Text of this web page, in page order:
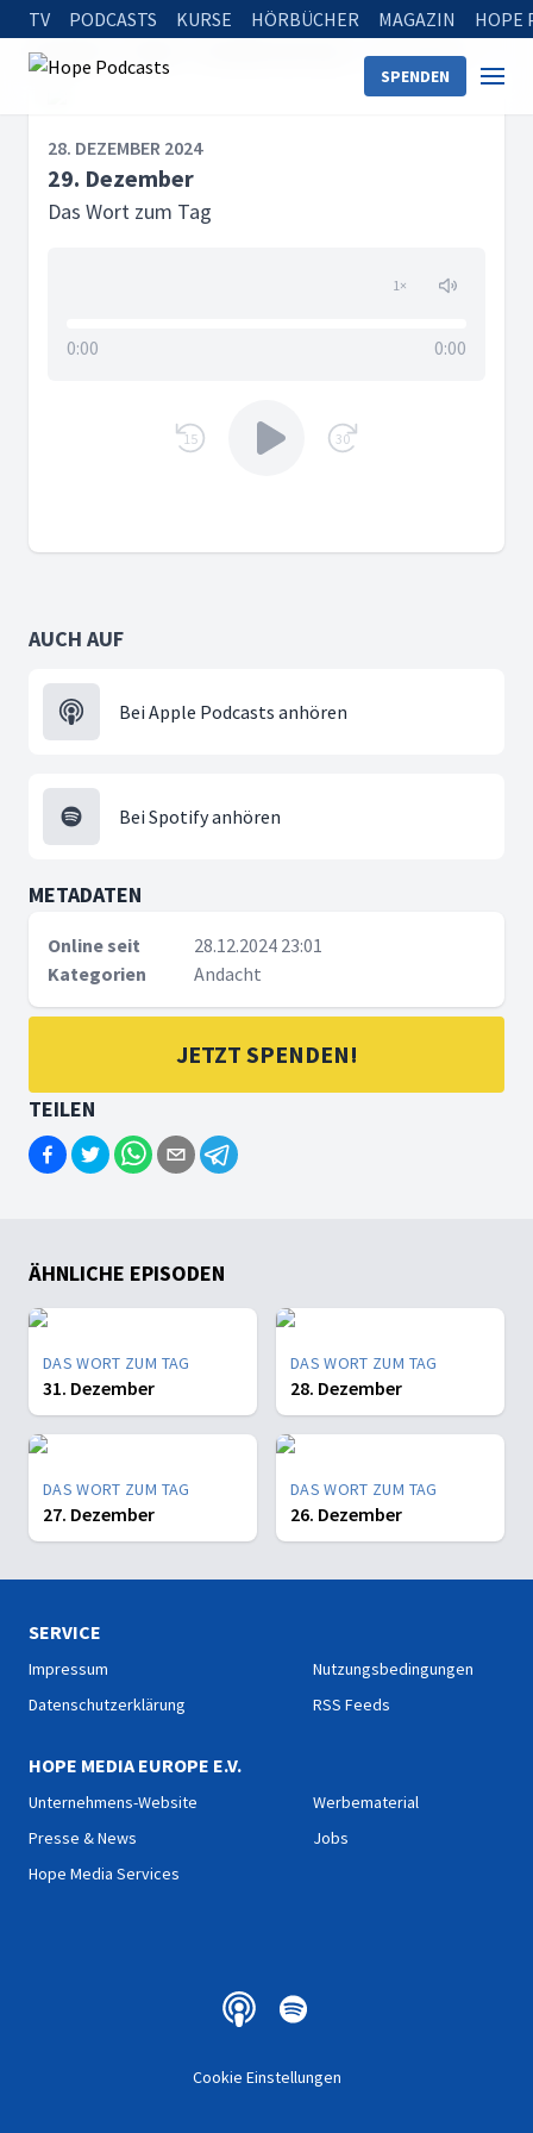
TV PODCASTS KURSE HÖRBÜCHER MAGAZIN HOPE
SPENDEN
Startseite 29. Dezember
28. DEZEMBER 2024
29. Dezember
Das Wort zum Tag
1×
0:00 0:00
15 30
AUCH AUF
Bei Apple Podcasts anhören
Bei Spotify anhören
METADATEN
Online seit
28.12.2024 23:01
Kategorien
Andacht
JETZT SPENDEN!
TEILEN
ÄHNLICHE EPISODEN
DAS WORT ZUM TAG
31. Dezember
DAS WORT ZUM TAG
28. Dezember
DAS WORT ZUM TAG
27. Dezember
DAS WORT ZUM TAG
26. Dezember
SERVICE
Impressum
Datenschutzerklärung
Nutzungsbedingungen
RSS Feeds
HOPE MEDIA EUROPE E.V.
Unternehmens-Website
Presse & News
Hope Media Services
Werbematerial
Jobs
Cookie Einstellungen